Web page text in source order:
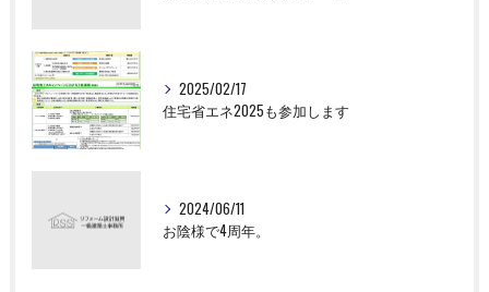
2025/02/17
住宅省エネ2025も参加します
2024/06/11
お陰様で4周年。